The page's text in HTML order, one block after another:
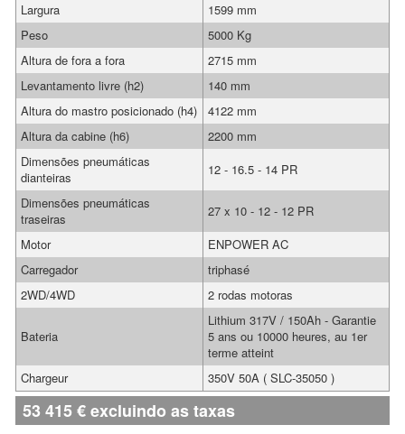
Largura
1599 mm
Peso
5000 Kg
Altura de fora a fora
2715 mm
Levantamento livre (h2)
140 mm
Altura do mastro posicionado (h4)
4122 mm
Altura da cabine (h6)
2200 mm
Dimensões pneumáticas
dianteiras
12 - 16.5 - 14 PR
Dimensões pneumáticas
traseiras
27 x 10 - 12 - 12 PR
Motor
ENPOWER AC
Carregador
triphasé
2WD/4WD
2 rodas motoras
Bateria
Lithium 317V / 150Ah - Garantie
5 ans ou 10000 heures, au 1er
terme atteint
Chargeur
350V 50A ( SLC-35050 )
53 415€excluindo as taxas